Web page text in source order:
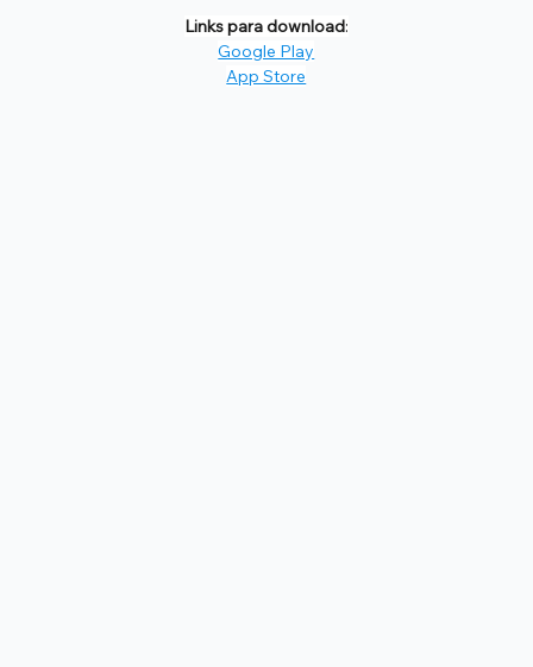
Links para download:
Google Play
App Store